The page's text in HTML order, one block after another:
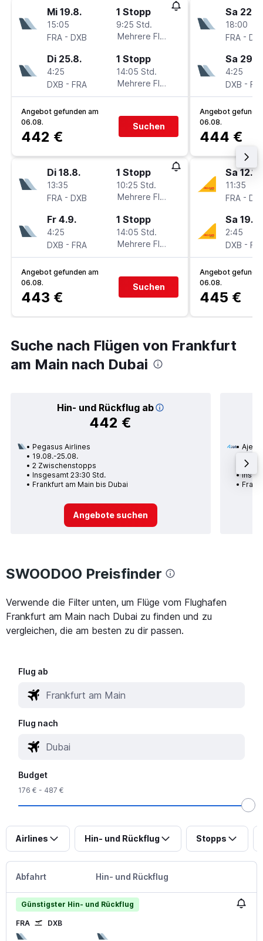
Mi 19.8.
15:05
FRA - DXB
1 Stopp
9:25 Std.
Mehrere Fluglinien
Di 25.8.
4:25
DXB - FRA
1 Stopp
14:05 Std.
Mehrere Fluglinien
Angebot gefunden am
06.08.
442 €
Suchen
Di 18.8.
13:35
FRA - DXB
1 Stopp
10:25 Std.
Mehrere Fluglinien
Fr 4.9.
4:25
DXB - FRA
1 Stopp
14:05 Std.
Mehrere Fluglinien
Angebot gefunden am
06.08.
443 €
Suchen
Sa 22.8.
18:00
FRA -
Sa 29.8.
4:25
DXB -
Angebot
06.08.
444 €
Sa
11:35
FRA -
Sa
2:45
DXB -
Angebot
06.08.
445 €
Suche nach Flügen von Frankfurt
am Main nach Dubai
Hin- und Rückflug ab
442 €
Pegasus Airlines
19.08.-25.08.
2 Zwischenstopps
Insgesamt 23:30 Std.
Frankfurt am Main bis Dubai
Angebote suchen
Ajet
1
SWOODOO Preisfinder
Verwende die Filter unten, um Flüge vom Flughafen
Frankfurt am Main nach Dubai zu finden und zu
vergleichen, die am besten zu dir passen.
Flug ab
Flug nach
Budget
176 € - 487 €
Airlines Hin- und Rückflug Stopps
Abfahrt Hin- und Rückflug
Günstigster Hin- und Rückflug
FRA DXB